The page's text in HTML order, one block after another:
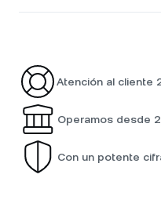
Atención al cliente
Operamos desde
Con un potente